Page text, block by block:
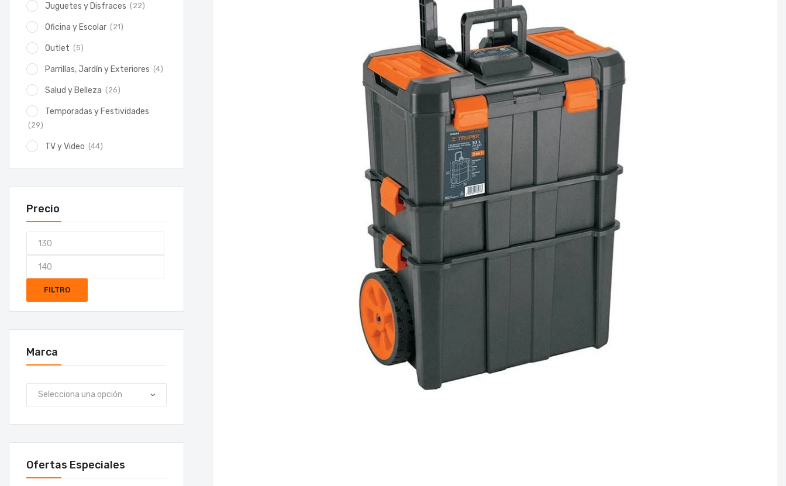
Juguetes y Disfraces (22)
Oficina y Escolar (21)
Outlet (5)
Parrillas, Jardín y Exteriores (4)
Salud y Belleza (26)
Temporadas y Festividades
(29)
TV y Video (44)
Precio
FILTRO
Marca
Ofertas Especiales